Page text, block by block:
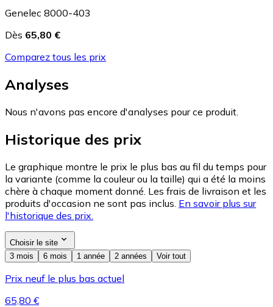
Genelec 8000-403
Dès 65,80 €
Comparez tous les prix
Analyses
Nous n'avons pas encore d'analyses pour ce produit.
Historique des prix
Le graphique montre le prix le plus bas au fil du temps pour
la variante (comme la couleur ou la taille) qui a été la moins
chère à chaque moment donné. Les frais de livraison et les
produits d'occasion ne sont pas inclus. En savoir plus sur
l'historique des prix.
Choisir le site
3 mois
6 mois 1 année 2 années Voir tout
Prix neuf le plus bas actuel
65,80 €